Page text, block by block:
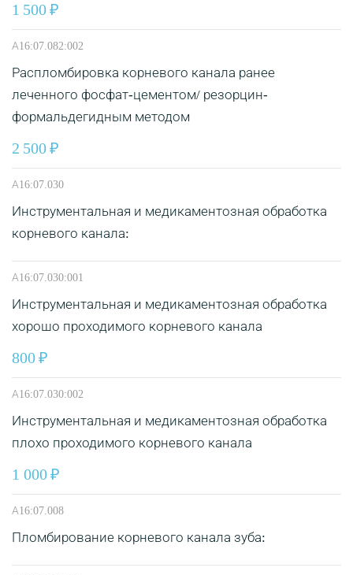
1 500
А16:07.082:002
Распломбировка корневого канала ранее
леченного фосфат-цементом/ резорцин-
формальдегидным методом
2 500
А16:07.030
Инструментальная и медикаментозная обработка
корневого канала:
А16:07.030:001
Инструментальная и медикаментозная обработка
хорошо проходимого корневого канала
800
А16:07.030:002
Инструментальная и медикаментозная обработка
плохо проходимого корневого канала
1 000
А16:07.008
Пломбирование корневого канала зуба: